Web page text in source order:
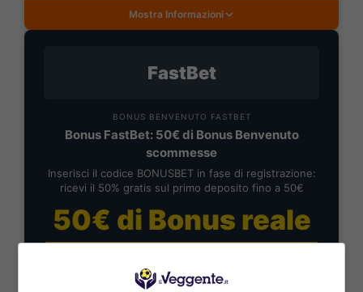
Mostra Informazioni
FastBet
BONUS BENVENUTO FASTBET
Bonus FastBet: 50€ di Bonus Benvenuto
scommesse
Inserisci il codice BONUSBET in fase di registrazione:
ricevi il 50% gratis sul primo deposito fino a 50€
50€ di Bonus reale